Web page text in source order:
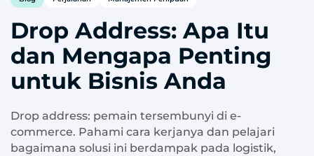
Drop Address: Apa Itu
dan Mengapa Penting
untuk Bisnis Anda
Drop address: pemain tersembunyi di e-
commerce. Pahami cara kerjanya dan pelajari
bagaimana solusi ini berdampak pada logistik,